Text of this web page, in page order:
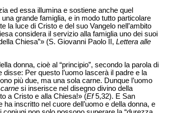
ed essa illumina e sostiene anche quel
grande famiglia, e in modo tutto particolare
luce di Cristo e del suo Vangelo nell’ambito
considera il servizio alla famiglia uno dei suoi
Chiesa”» (S. Giovanni Paolo II, Lettera alle
donna, cioè al “principio”, secondo la parola di
Per questo l’uomo lascerà il padre e la
più due, ma una sola carne. Dunque l’uomo
si inserisce nel disegno divino della
a Cristo e alla Chiesa!» (Ef5,32). E San
inscritto nel cuore dell’uomo e della donna, e